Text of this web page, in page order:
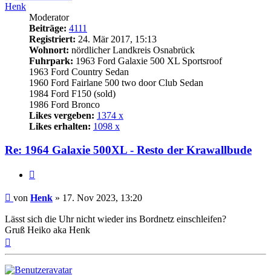
Henk
Moderator
Beiträge: 4111
Registriert: 24. Mär 2017, 15:13
Wohnort: nördlicher Landkreis Osnabrück
Fuhrpark: 1963 Ford Galaxie 500 XL Sportsroof
1963 Ford Country Sedan
1960 Ford Fairlane 500 two door Club Sedan
1984 Ford F150 (sold)
1986 Ford Bronco
Likes vergeben: 1374 x
Likes erhalten: 1098 x
Re: 1964 Galaxie 500XL - Resto der Krawallbude
Beitrag
von Henk » 17. Nov 2023, 13:20
Lässt sich die Uhr nicht wieder ins Bordnetz einschleifen?
Gruß Heiko aka Henk
oben